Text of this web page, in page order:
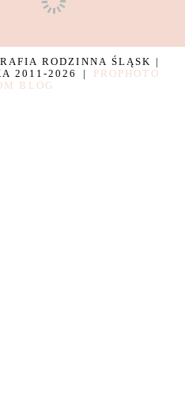
RODZINNA ŚLĄSK |
2011-2026
|
PROPHOTO
BLOG